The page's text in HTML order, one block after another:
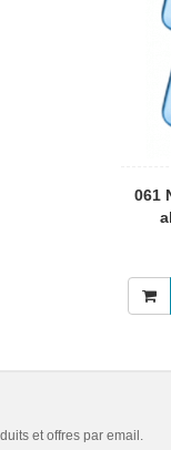
061
et offres par email.